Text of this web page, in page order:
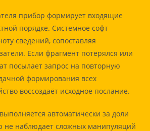
прибор формирует входящие
порядке. Системное софт
сведений, сопоставляя
Если фрагмент потерялся или
посылает запрос на повторную
формирования всех
воссоздаёт исходное послание.
автоматически за доли
не наблюдает сложных манипуляций